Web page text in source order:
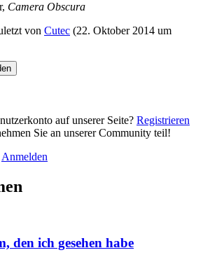
Camera Obscura
von Cutec (22. Oktober 2014 um
auf unserer Seite? Registrieren
Sie an unserer Community teil!
Anmelden
den ich gesehen habe